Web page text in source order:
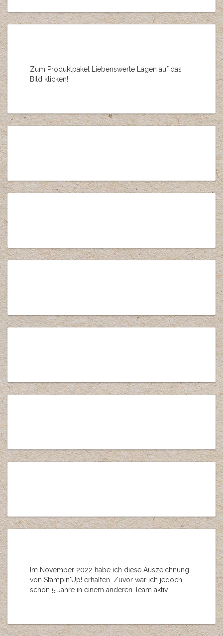
Zum Produktpaket Liebenswerte Lagen auf das
Bild klicken!
Im November 2022 habe ich diese Auszeichnung
von Stampin'Up! erhalten. Zuvor war ich jedoch
schon 5 Jahre in einem anderen Team aktiv.